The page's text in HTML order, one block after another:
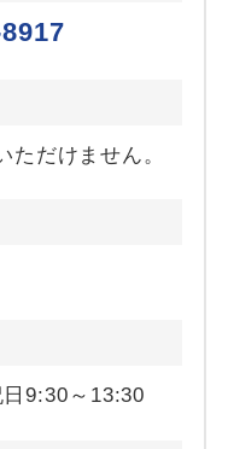
だけません。
9:30～13:30